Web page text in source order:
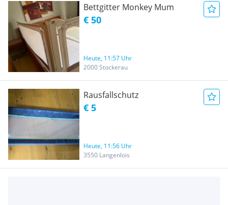
Bettgitter Monkey Mum
€ 50
Heute, 11:57 Uhr
2000 Stockerau
Rausfallschutz
€ 5
Heute, 11:56 Uhr
3550 Langenlois